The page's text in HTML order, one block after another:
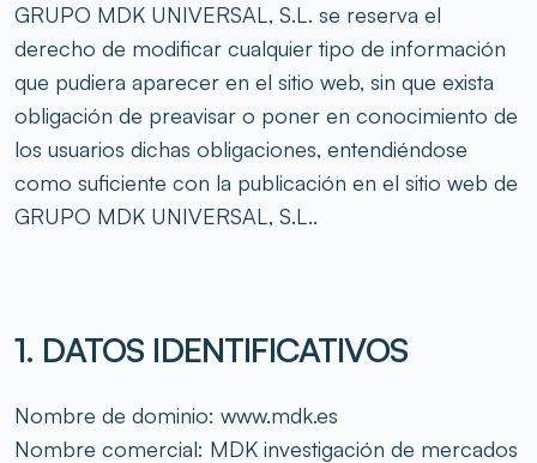
GRUPO MDK UNIVERSAL, S.L. se reserva el
derecho de modificar cualquier tipo de información
que pudiera aparecer en el sitio web, sin que exista
obligación de preavisar o poner en conocimiento de
los usuarios dichas obligaciones, entendiéndose
como suficiente con la publicación en el sitio web de
GRUPO MDK UNIVERSAL, S.L..
1. DATOS IDENTIFICATIVOS
Nombre de dominio: www.mdk.es
Nombre comercial: MDK investigación de mercados